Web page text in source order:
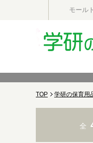
モール
TOP 学研の保育用
全